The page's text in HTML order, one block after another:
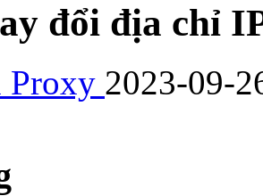
đổi địa chỉ
Proxy 2023-09-